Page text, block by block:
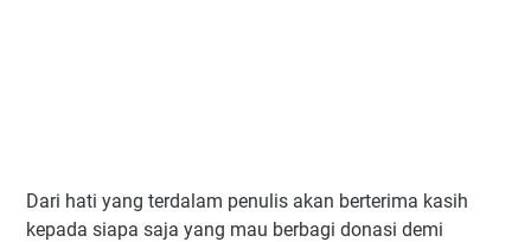
Dari hati yang terdalam penulis akan berterima kasih
kepada siapa saja yang mau berbagi donasi demi